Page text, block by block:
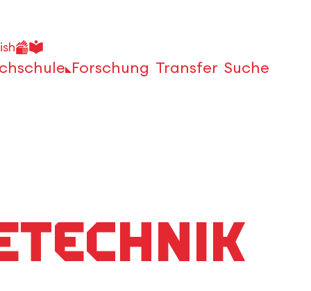
Forschung Transfer Suche